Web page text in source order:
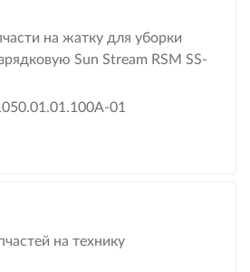
на жатку для уборки
Sun Stream RSM SS-
01
на технику